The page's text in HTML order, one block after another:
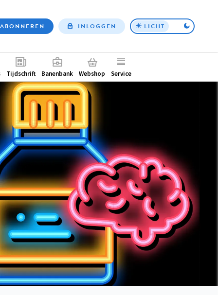
Top
ABONNEREN INLOGGEN LICHT
Tijdschrift Banenbank Webshop Service